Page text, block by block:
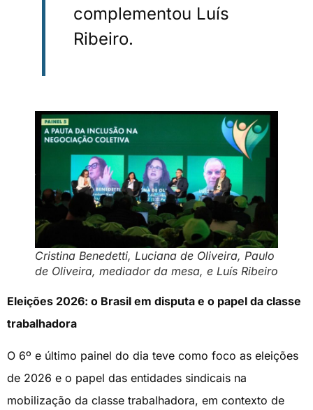
complementou Luís
Ribeiro.
Cristina Benedetti, Luciana de Oliveira, Paulo
de Oliveira, mediador da mesa, e Luís Ribeiro
Eleições 2026: o Brasil em disputa e o papel da classe
trabalhadora
O 6º e último painel do dia teve como foco as eleições
de 2026 e o papel das entidades sindicais na
mobilização da classe trabalhadora, em contexto de